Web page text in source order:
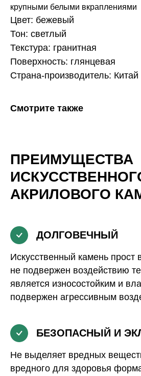
крупными белыми вкраплениями
Цвет: бежевый
Тон: светлый
Текстура: гранитная
Поверхность: глянцевая
Страна-производитель: Китай
Смотрите также
ПРЕИМУЩЕСТВА
АКРИЛОВОГО
ДОЛГОВЕЧНЫЙ
Искусственный камень прост
не подвержен воздействию
является износостойким и
подвержен агрессивным
БЕЗОПАСНЫЙ И
Не выделяет вредных
вредного для здоровья